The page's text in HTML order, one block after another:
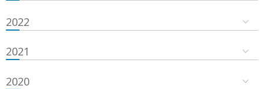
2022
2021
2020